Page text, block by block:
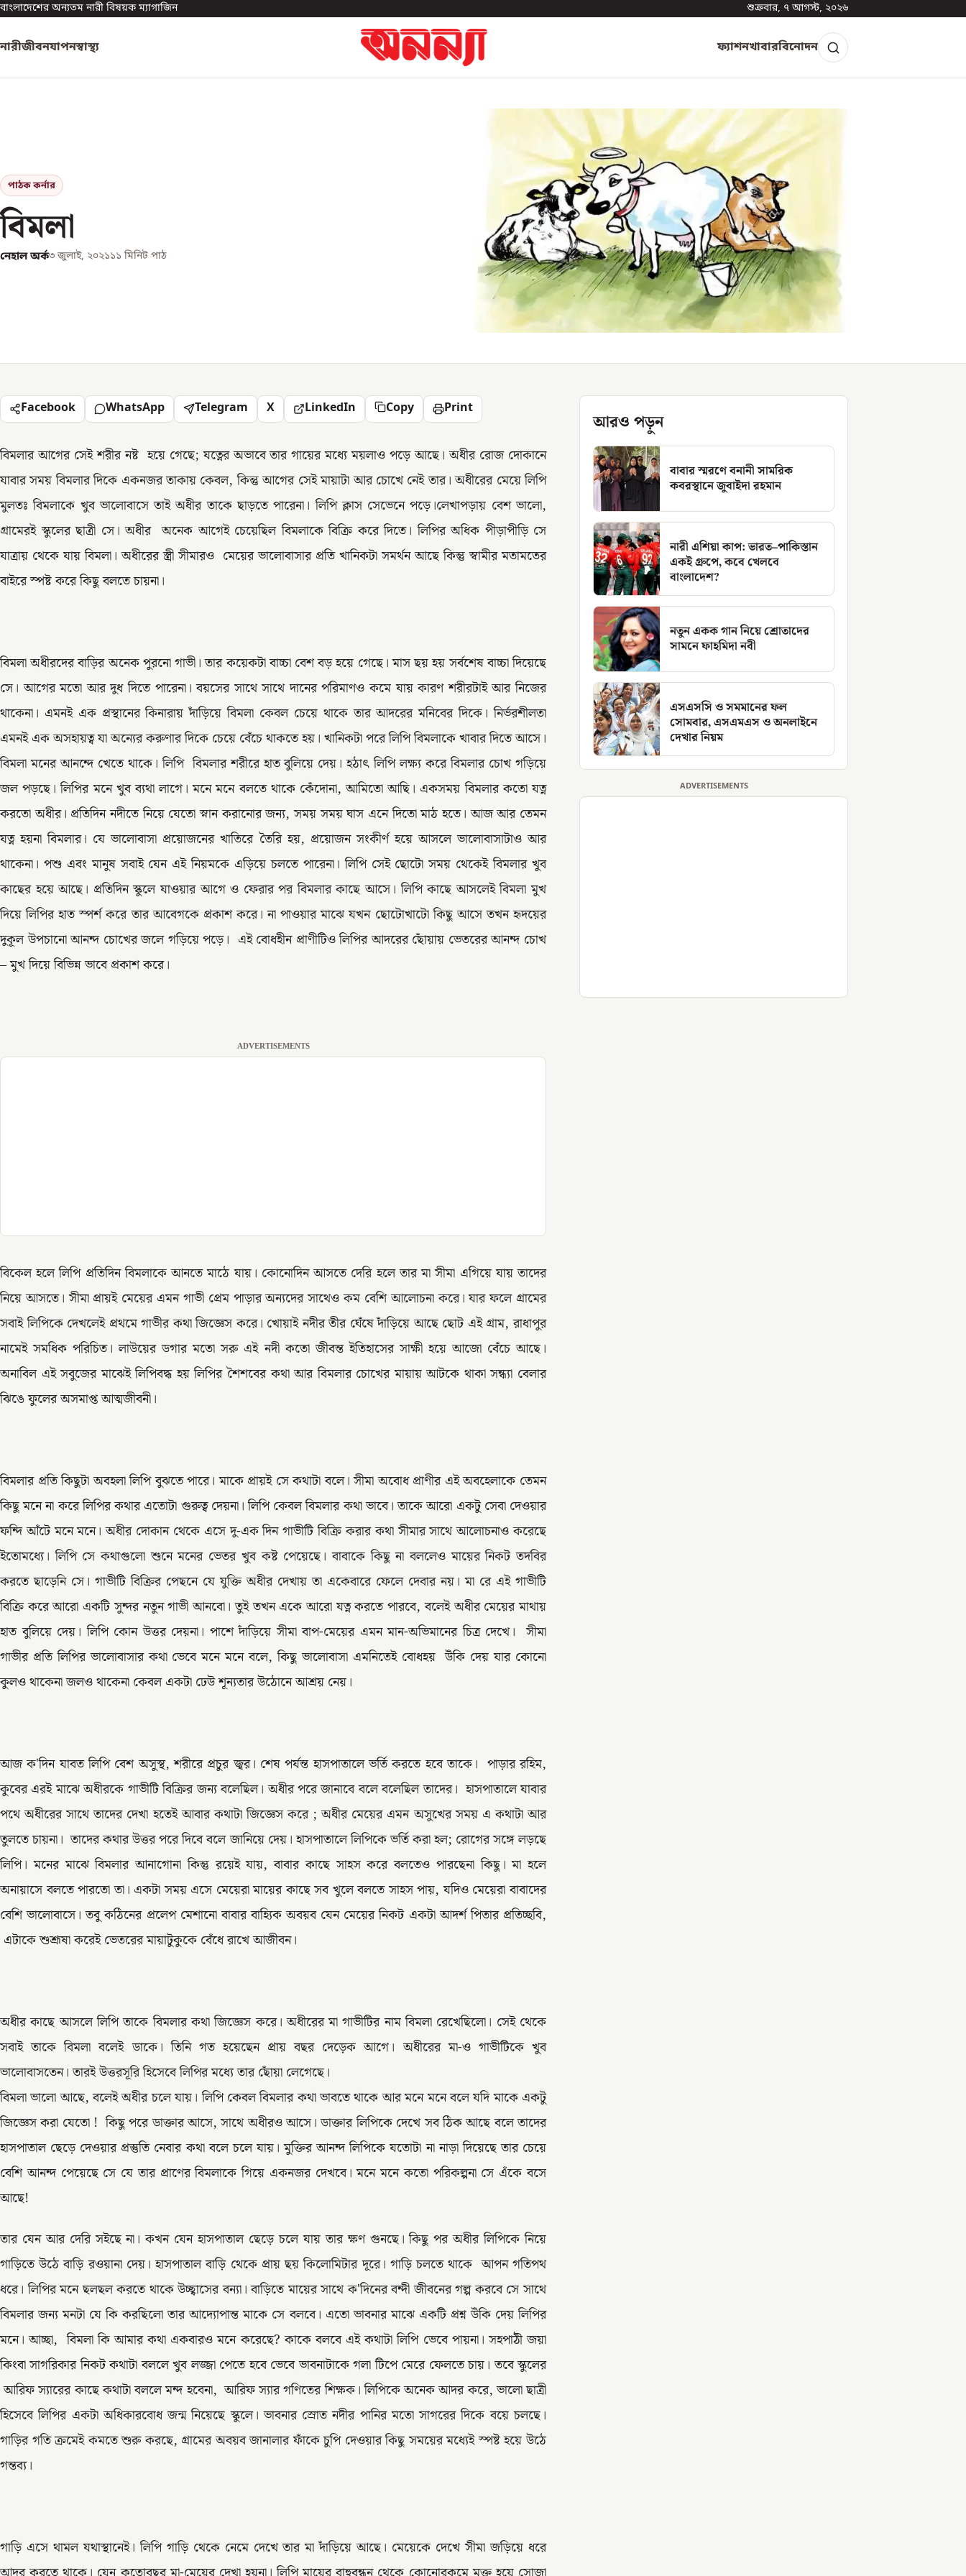
বাংলাদেশের অন্যতম নারী বিষয়ক ম্যাগাজিন শুক্রবার, ৭ আগস্ট, ২০২৬
নারীজীবনযাপনস্বাস্থ্য ফ্যাশনখাবারবিনোদন
পাঠক কর্নার
বিমলা
নেহাল অর্ক৩ জুলাই, ২০২১১১ মিনিট পাঠ
Facebook WhatsApp Telegram X LinkedIn Copy Print
বিমলার আগের সেই শরীর নষ্ট হয়ে গেছে; যত্নের অভাবে তার গায়ের মধ্যে ময়লাও পড়ে আছে। অধীর রোজ দোকানে
যাবার সময় বিমলার দিকে একনজর তাকায় কেবল, কিন্তু আগের সেই মায়াটা আর চোখে নেই তার। অধীরের মেয়ে লিপি
মুলতঃ বিমলাকে খুব ভালোবাসে তাই অধীর তাকে ছাড়তে পারেনা। লিপি ক্লাস সেভেনে পড়ে।লেখাপড়ায় বেশ ভালো,
গ্রামেরই স্কুলের ছাত্রী সে। অধীর অনেক আগেই চেয়েছিল বিমলাকে বিক্রি করে দিতে। লিপির অধিক পীড়াপীড়ি সে
যাত্রায় থেকে যায় বিমলা। অধীরের স্ত্রী সীমারও মেয়ের ভালোবাসার প্রতি খানিকটা সমর্থন আছে কিন্তু স্বামীর মতামতের
বাইরে স্পষ্ট করে কিছু বলতে চায়না।
বিমলা অধীরদের বাড়ির অনেক পুরনো গাভী। তার কয়েকটা বাচ্চা বেশ বড় হয়ে গেছে। মাস ছয় হয় সর্বশেষ বাচ্চা দিয়েছে
সে। আগের মতো আর দুধ দিতে পারেনা। বয়সের সাথে সাথে দানের পরিমাণও কমে যায় কারণ শরীরটাই আর নিজের
থাকেনা। এমনই এক প্রস্থানের কিনারায় দাঁড়িয়ে বিমলা কেবল চেয়ে থাকে তার আদরের মনিবের দিকে। নির্ভরশীলতা
এমনই এক অসহায়ত্ব যা অন্যের করুণার দিকে চেয়ে বেঁচে থাকতে হয়। খানিকটা পরে লিপি বিমলাকে খাবার দিতে আসে।
বিমলা মনের আনন্দে খেতে থাকে। লিপি বিমলার শরীরে হাত বুলিয়ে দেয়। হঠাৎ লিপি লক্ষ্য করে বিমলার চোখ গড়িয়ে
জল পড়ছে। লিপির মনে খুব ব্যথা লাগে। মনে মনে বলতে থাকে কেঁদোনা, আমিতো আছি। একসময় বিমলার কতো যত্ন
করতো অধীর। প্রতিদিন নদীতে নিয়ে যেতো স্নান করানোর জন্য, সময় সময় ঘাস এনে দিতো মাঠ হতে। আজ আর তেমন
যত্ন হয়না বিমলার। যে ভালোবাসা প্রয়োজনের খাতিরে তৈরি হয়, প্রয়োজন সংকীর্ণ হয়ে আসলে ভালোবাসাটাও আর
থাকেনা। পশু এবং মানুষ সবাই যেন এই নিয়মকে এড়িয়ে চলতে পারেনা। লিপি সেই ছোটো সময় থেকেই বিমলার খুব
কাছের হয়ে আছে। প্রতিদিন স্কুলে যাওয়ার আগে ও ফেরার পর বিমলার কাছে আসে। লিপি কাছে আসলেই বিমলা মুখ
দিয়ে লিপির হাত স্পর্শ করে তার আবেগকে প্রকাশ করে। না পাওয়ার মাঝে যখন ছোটোখাটো কিছু আসে তখন হৃদয়ের
দুকূল উপচানো আনন্দ চোখের জলে গড়িয়ে পড়ে। এই বোধহীন প্রাণীটিও লিপির আদরের ছোঁয়ায় ভেতরের আনন্দ চোখ
– মুখ দিয়ে বিভিন্ন ভাবে প্রকাশ করে।
ADVERTISEMENTS
বিকেল হলে লিপি প্রতিদিন বিমলাকে আনতে মাঠে যায়। কোনোদিন আসতে দেরি হলে তার মা সীমা এগিয়ে যায় তাদের
নিয়ে আসতে। সীমা প্রায়ই মেয়ের এমন গাভী প্রেম পাড়ার অন্যদের সাথেও কম বেশি আলোচনা করে। যার ফলে গ্রামের
সবাই লিপিকে দেখলেই প্রথমে গাভীর কথা জিজ্ঞেস করে। খোয়াই নদীর তীর ঘেঁষে দাঁড়িয়ে আছে ছোট এই গ্রাম, রাধাপুর
নামেই সমধিক পরিচিত। লাউয়ের ডগার মতো সরু এই নদী কতো জীবন্ত ইতিহাসের সাক্ষী হয়ে আজো বেঁচে আছে।
অনাবিল এই সবুজের মাঝেই লিপিবদ্ধ হয় লিপির শৈশবের কথা আর বিমলার চোখের মায়ায় আটকে থাকা সন্ধ্যা বেলার
ঝিঙে ফুলের অসমাপ্ত আত্মজীবনী।
বিমলার প্রতি কিছুটা অবহলা লিপি বুঝতে পারে। মাকে প্রায়ই সে কথাটা বলে। সীমা অবোধ প্রাণীর এই অবহেলাকে তেমন
কিছু মনে না করে লিপির কথার এতোটা গুরুত্ব দেয়না। লিপি কেবল বিমলার কথা ভাবে। তাকে আরো একটু সেবা দেওয়ার
ফন্দি আঁটে মনে মনে। অধীর দোকান থেকে এসে দু-এক দিন গাভীটি বিক্রি করার কথা সীমার সাথে আলোচনাও করেছে
ইতোমধ্যে। লিপি সে কথাগুলো শুনে মনের ভেতর খুব কষ্ট পেয়েছে। বাবাকে কিছু না বললেও মায়ের নিকট তদবির
করতে ছাড়েনি সে। গাভীটি বিক্রির পেছনে যে যুক্তি অধীর দেখায় তা একেবারে ফেলে দেবার নয়। মা রে এই গাভীটি
বিক্রি করে আরো একটি সুন্দর নতুন গাভী আনবো। তুই তখন একে আরো যত্ন করতে পারবে, বলেই অধীর মেয়ের মাথায়
হাত বুলিয়ে দেয়। লিপি কোন উত্তর দেয়না। পাশে দাঁড়িয়ে সীমা বাপ-মেয়ের এমন মান-অভিমানের চিত্র দেখে। সীমা
গাভীর প্রতি লিপির ভালোবাসার কথা ভেবে মনে মনে বলে, কিছু ভালোবাসা এমনিতেই বোধহয় উঁকি দেয় যার কোনো
কুলও থাকেনা জলও থাকেনা কেবল একটা ঢেউ শূন্যতার উঠোনে আশ্রয় নেয়।
আজ ক'দিন যাবত লিপি বেশ অসুস্থ, শরীরে প্রচুর জ্বর। শেষ পর্যন্ত হাসপাতালে ভর্তি করতে হবে তাকে। পাড়ার রহিম,
কুবের এরই মাঝে অধীরকে গাভীটি বিক্রির জন্য বলেছিল। অধীর পরে জানাবে বলে বলেছিল তাদের। হাসপাতালে যাবার
পথে অধীরের সাথে তাদের দেখা হতেই আবার কথাটা জিজ্ঞেস করে ; অধীর মেয়ের এমন অসুখের সময় এ কথাটা আর
তুলতে চায়না। তাদের কথার উত্তর পরে দিবে বলে জানিয়ে দেয়। হাসপাতালে লিপিকে ভর্তি করা হল; রোগের সঙ্গে লড়ছে
লিপি। মনের মাঝে বিমলার আনাগোনা কিন্তু রয়েই যায়, বাবার কাছে সাহস করে বলতেও পারছেনা কিছু। মা হলে
অনায়াসে বলতে পারতো তা। একটা সময় এসে মেয়েরা মায়ের কাছে সব খুলে বলতে সাহস পায়, যদিও মেয়েরা বাবাদের
বেশি ভালোবাসে। তবু কঠিনের প্রলেপ মেশানো বাবার বাহ্যিক অবয়ব যেন মেয়ের নিকট একটা আদর্শ পিতার প্রতিচ্ছবি,
এটাকে শুশ্রূষা করেই ভেতরের মায়াটুকুকে বেঁধে রাখে আজীবন।
অধীর কাছে আসলে লিপি তাকে বিমলার কথা জিজ্ঞেস করে। অধীরের মা গাভীটির নাম বিমলা রেখেছিলো। সেই থেকে
সবাই তাকে বিমলা বলেই ডাকে। তিনি গত হয়েছেন প্রায় বছর দেড়েক আগে। অধীরের মা-ও গাভীটিকে খুব
ভালোবাসতেন। তারই উত্তরসূরি হিসেবে লিপির মধ্যে তার ছোঁয়া লেগেছে।
বিমলা ভালো আছে, বলেই অধীর চলে যায়। লিপি কেবল বিমলার কথা ভাবতে থাকে আর মনে মনে বলে যদি মাকে একটু
জিজ্ঞেস করা যেতো ! কিছু পরে ডাক্তার আসে, সাথে অধীরও আসে। ডাক্তার লিপিকে দেখে সব ঠিক আছে বলে তাদের
হাসপাতাল ছেড়ে দেওয়ার প্রস্তুতি নেবার কথা বলে চলে যায়। মুক্তির আনন্দ লিপিকে যতোটা না নাড়া দিয়েছে তার চেয়ে
বেশি আনন্দ পেয়েছে সে যে তার প্রাণের বিমলাকে গিয়ে একনজর দেখবে। মনে মনে কতো পরিকল্পনা সে এঁকে বসে
আছে!
তার যেন আর দেরি সইছে না। কখন যেন হাসপাতাল ছেড়ে চলে যায় তার ক্ষণ গুনছে। কিছু পর অধীর লিপিকে নিয়ে
গাড়িতে উঠে বাড়ি রওয়ানা দেয়। হাসপাতাল বাড়ি থেকে প্রায় ছয় কিলোমিটার দূরে। গাড়ি চলতে থাকে আপন গতিপথ
ধরে। লিপির মনে ছলছল করতে থাকে উচ্ছ্বাসের বন্যা। বাড়িতে মায়ের সাথে ক'দিনের বন্দী জীবনের গল্প করবে সে সাথে
বিমলার জন্য মনটা যে কি করছিলো তার আদ্যোপান্ত মাকে সে বলবে। এতো ভাবনার মাঝে একটি প্রশ্ন উঁকি দেয় লিপির
মনে। আচ্ছা, বিমলা কি আমার কথা একবারও মনে করেছে? কাকে বলবে এই কথাটা লিপি ভেবে পায়না। সহপাঠী জয়া
কিংবা সাগরিকার নিকট কথাটা বললে খুব লজ্জা পেতে হবে ভেবে ভাবনাটাকে গলা টিপে মেরে ফেলতে চায়। তবে স্কুলের
আরিফ স্যারের কাছে কথাটা বললে মন্দ হবেনা, আরিফ স্যার গণিতের শিক্ষক। লিপিকে অনেক আদর করে, ভালো ছাত্রী
হিসেবে লিপির একটা অধিকারবোধ জন্ম নিয়েছে স্কুলে। ভাবনার স্রোত নদীর পানির মতো সাগরের দিকে বয়ে চলছে।
গাড়ির গতি ক্রমেই কমতে শুরু করছে, গ্রামের অবয়ব জানালার ফাঁকে চুপি দেওয়ার কিছু সময়ের মধ্যেই স্পষ্ট হয়ে উঠে
গন্তব্য।
গাড়ি এসে থামল যথাস্থানেই। লিপি গাড়ি থেকে নেমে দেখে তার মা দাঁড়িয়ে আছে। মেয়েকে দেখে সীমা জড়িয়ে ধরে
আরও পড়ুন
বাবার স্মরণে বনানী সামরিক
কবরস্থানে জুবাইদা রহমান
নারী এশিয়া কাপ: ভারত–পাকিস্তান
একই গ্রুপে, কবে খেলবে
বাংলাদেশ?
নতুন একক গান নিয়ে শ্রোতাদের
সামনে ফাহমিদা নবী
এসএসসি ও সমমানের ফল
সোমবার, এসএমএস ও অনলাইনে
দেখার নিয়ম
ADVERTISEMENTS